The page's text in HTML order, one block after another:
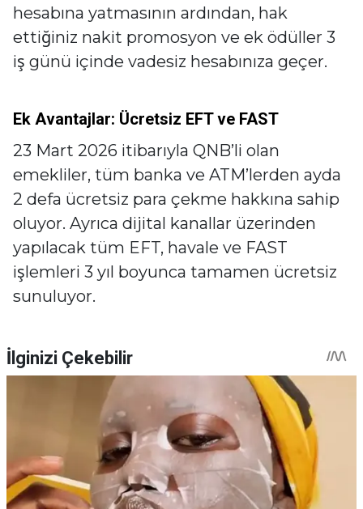
hesabına yatmasının ardından, hak
ettiğiniz nakit promosyon ve ek ödüller 3
iş günü içinde vadesiz hesabınıza geçer.
Ek Avantajlar: Ücretsiz EFT ve FAST
23 Mart 2026 itibarıyla QNB’li olan
emekliler, tüm banka ve ATM’lerden ayda
2 defa ücretsiz para çekme hakkına sahip
oluyor. Ayrıca dijital kanallar üzerinden
yapılacak tüm EFT, havale ve FAST
işlemleri 3 yıl boyunca tamamen ücretsiz
sunuluyor.